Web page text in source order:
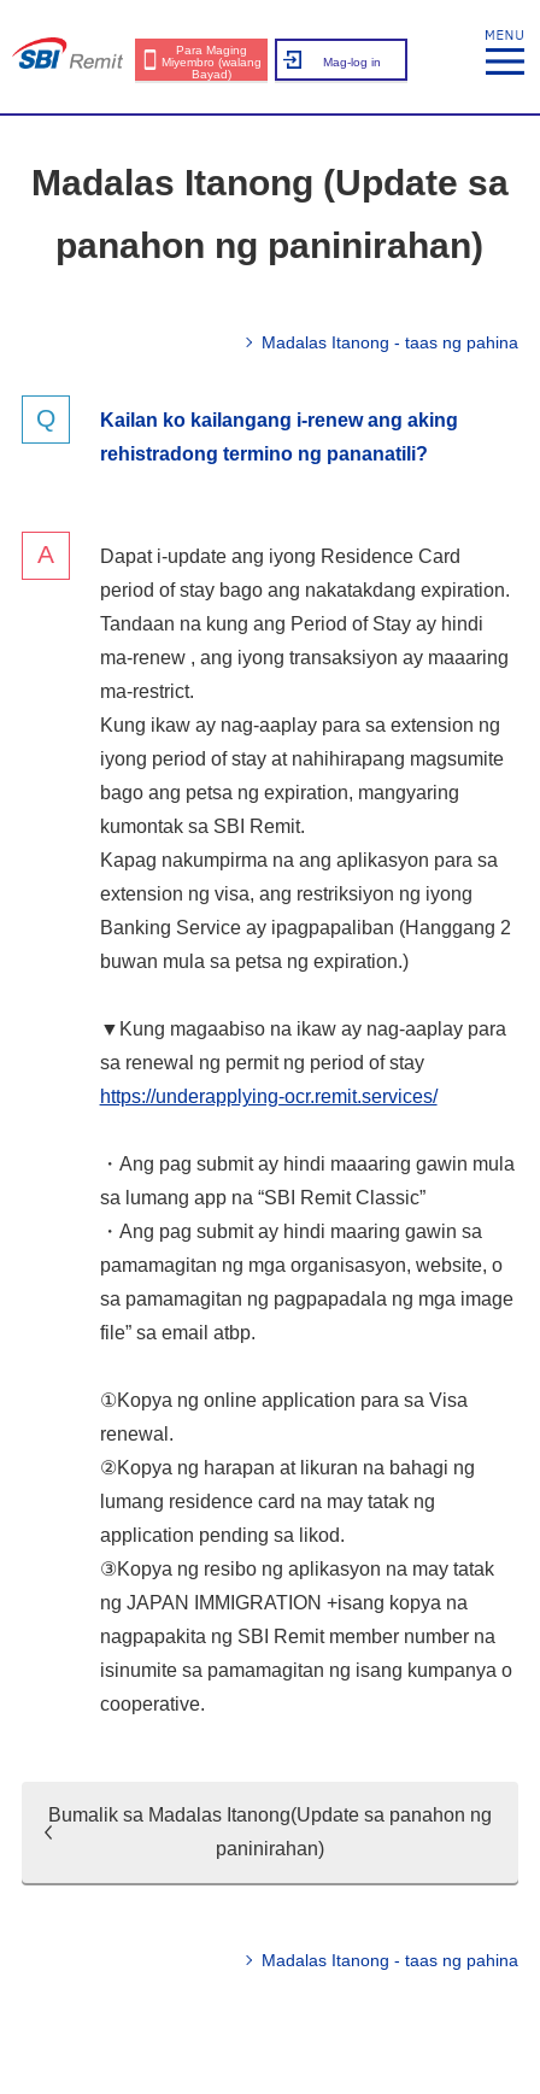
Para Maging
Miyembro (walang
Bayad)
Mag-log in
Madalas Itanong (Update sa
panahon ng paninirahan)
Madalas Itanong - taas ng pahina
Kailan ko kailangang i-renew ang aking
rehistradong termino ng pananatili?
Dapat i-update ang iyong Residence Card
period of stay bago ang nakatakdang expiration.
Tandaan na kung ang Period of Stay ay hindi
ma-renew , ang iyong transaksiyon ay maaaring
ma-restrict.
Kung ikaw ay nag-aaplay para sa extension ng
iyong period of stay at nahihirapang magsumite
bago ang petsa ng expiration, mangyaring
kumontak sa SBI Remit.
Kapag nakumpirma na ang aplikasyon para sa
extension ng visa, ang restriksiyon ng iyong
Banking Service ay ipagpapaliban (Hanggang 2
buwan mula sa petsa ng expiration.)
▼Kung magaabiso na ikaw ay nag-aaplay para
sa renewal ng permit ng period of stay
https://underapplying-ocr.remit.services/
・Ang pag submit ay hindi maaaring gawin mula
sa lumang app na “SBI Remit Classic”
・Ang pag submit ay hindi maaring gawin sa
pamamagitan ng mga organisasyon, website, o
sa pamamagitan ng pagpapadala ng mga image
file” sa email atbp.
①Kopya ng online application para sa Visa
renewal.
②Kopya ng harapan at likuran na bahagi ng
lumang residence card na may tatak ng
application pending sa likod.
③Kopya ng resibo ng aplikasyon na may tatak
ng JAPAN IMMIGRATION +isang kopya na
nagpapakita ng SBI Remit member number na
isinumite sa pamamagitan ng isang kumpanya o
cooperative.
Bumalik sa Madalas Itanong(Update sa panahon ng
paninirahan)
Madalas Itanong - taas ng pahina